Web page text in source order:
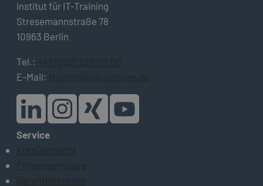
Institut für IT-Training
Stresemannstraße 78
10963 Berlin
Tel.: +49 (0)30 235 00 00
E-Mail: training@pc-college.de
Service
Kursübersicht
Firmenseminare
Garantietermine